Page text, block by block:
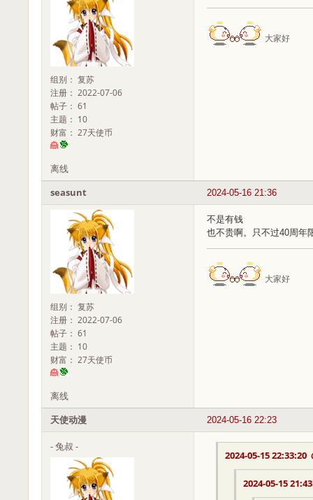
组别： 复苏
注册： 2022-07-06
帖子： 61
主题： 10
财富： 27天使币
大家好
离线
2024-05-16 21:36
seasunt
组别： 复苏
注册： 2022-07-06
帖子： 61
主题： 10
财富： 27天使币
不是有钱
也不贵啊。只不过40周年
大家好
离线
2024-05-16 22:23
天使动漫
- 兔叔 -
2024-05-15 22:33:20
2024-05-15